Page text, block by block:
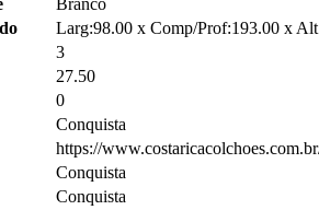
Branco
Larg:98.00 x Comp/Prof:193.00 x
3
27.50
0
Conquista
https://
Conquista
Conquista